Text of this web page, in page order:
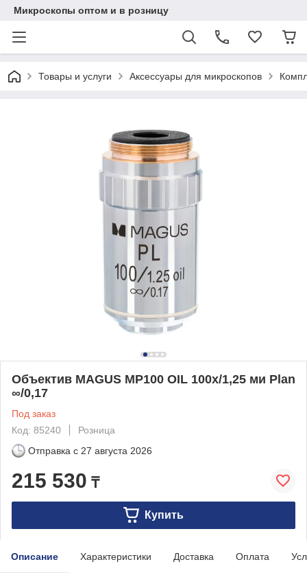
Микроскопы оптом и в розницу
Товары и услуги Аксессуары для микроскопов
Объектив MAGUS MP100 OIL 100х/1,25 ми Plan
∞/0,17
Под заказ
Код: 85240
Розница
Отправка с 27 августа 2026
215 530 ₸
Купить
Описание Характеристики Доставка Оплата